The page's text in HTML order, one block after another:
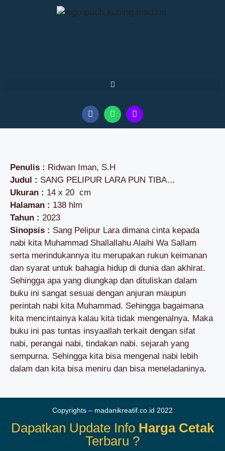
Penulis : Ridwan Iman, S.H
Judul : SANG PELIPUR LARA PUN TIBA…
Ukuran : 14 x 20 cm
Halaman : 138 hlm
Tahun : 2023
Sinopsis : Sang Pelipur Lara dimana cinta kepada
nabi kita Muhammad Shallallahu Alaihi Wa Sallam
serta merindukannya itu merupakan rukun keimanan
dan syarat untuk bahagia hidup di dunia dan akhirat.
Sehingga apa yang diungkap dan dituliskan dalam
buku ini sangat sesuai dengan anjuran maupun
perintah nabi kita Muhammad. Sehingga bagaimana
kita mencintainya kalau kita tidak mengenalnya. Maka
buku ini pas tuntas insyaallah terkait dengan sifat
nabi, perangai nabi, tindakan nabi. sejarah yang
sempurna. Sehingga kita bisa mengenal nabi lebih
dalam dan kita bisa meniru dan bisa meneladaninya.
Copyrights – madanikreatif.co.id 2022
Dapatkan Update Info Harga Cetak
Terbaru ?